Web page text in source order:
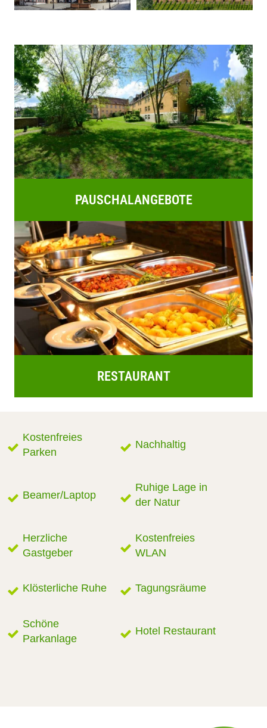
PAUSCHALANGEBOTE
RESTAURANT
Kostenfreies
Parken
Nachhaltig
Beamer/Laptop
Ruhige Lage in
der Natur
Herzliche
Gastgeber
Kostenfreies
WLAN
Klösterliche Ruhe Tagungsräume
Schöne
Parkanlage
Hotel Restaurant